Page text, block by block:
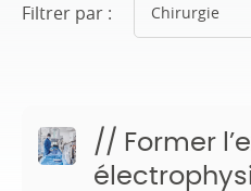
Filtrer par : Chirurgie
// Former